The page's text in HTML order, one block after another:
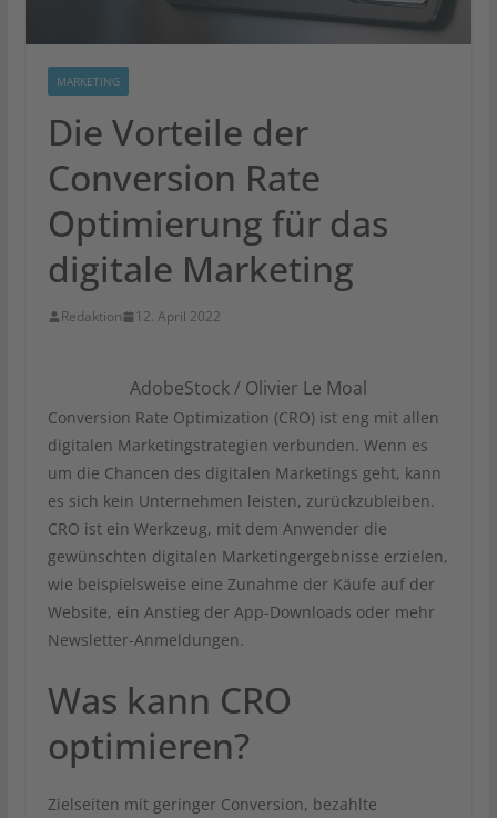
MARKETING
Die Vorteile der
Conversion Rate
Optimierung für das
digitale Marketing
Redaktion 12. April 2022
AdobeStock / Olivier Le Moal
Conversion Rate Optimization (CRO) ist eng mit allen
digitalen Marketingstrategien verbunden. Wenn es
um die Chancen des digitalen Marketings geht, kann
es sich kein Unternehmen leisten, zurückzubleiben.
CRO ist ein Werkzeug, mit dem Anwender die
gewünschten digitalen Marketingergebnisse erzielen,
wie beispielsweise eine Zunahme der Käufe auf der
Website, ein Anstieg der App-Downloads oder mehr
Newsletter-Anmeldungen.
Was kann CRO
optimieren?
Zielseiten mit geringer Conversion, bezahlte